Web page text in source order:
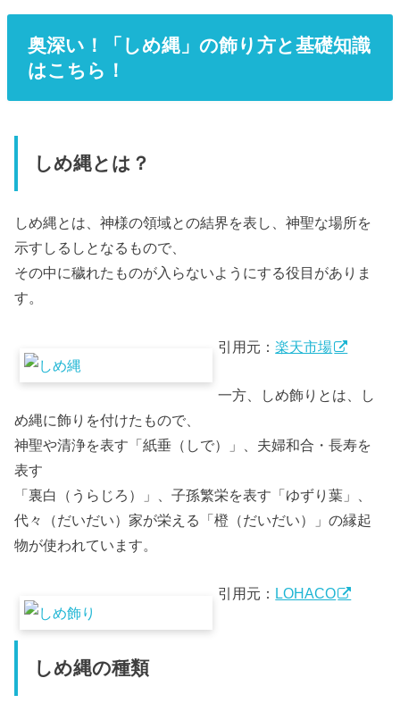
奥深い！「しめ縄」の飾り方と基礎知識
はこちら！
しめ縄とは？
しめ縄とは、神様の領域との結界を表し、神聖な場所を
示すしるしとなるもので、
その中に穢れたものが入らないようにする役目がありま
す。
引用元：楽天市場
一方、しめ飾りとは、し
め縄に飾りを付けたもので、
神聖や清浄を表す「紙垂（しで）」、夫婦和合・長寿を
表す
「裏白（うらじろ）」、子孫繁栄を表す「ゆずり葉」、
代々（だいだい）家が栄える「橙（だいだい）」の縁起
物が使われています。
引用元： LOHACO
しめ縄の種類